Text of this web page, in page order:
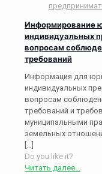
Информирование
индивидуальных
вопросам
требований
Информация для
индивидуальных
вопросам
требований и
муниципальными
земельных
[…]
Do you like it?
Читать далее...